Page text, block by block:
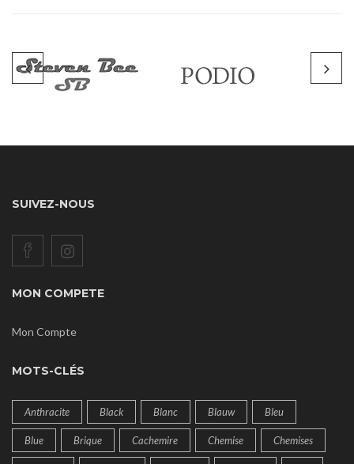
SUIVEZ-NOUS
MON COMPETE
Mon Compte
MOTS-CLÉS
Anthracite Black Blanc Blauw Bleu
Blue Brique Cachemire Chemise Chemises